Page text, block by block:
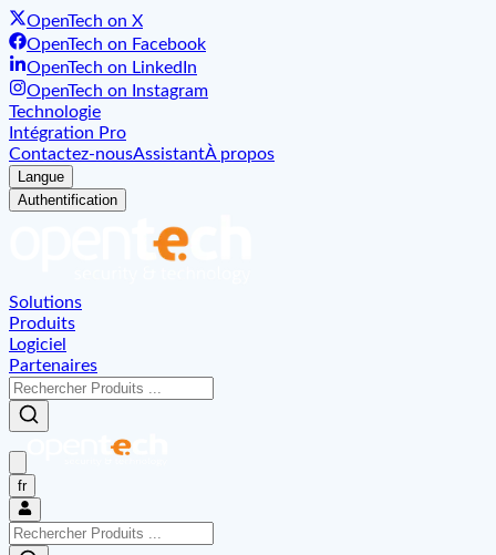
OpenTech on X
OpenTech on Facebook
OpenTech on LinkedIn
OpenTech on Instagram
Technologie
Intégration Pro
Contactez-nousAssistantÀ propos
Langue
Authentification
Solutions
Produits
Logiciel
Partenaires
fr